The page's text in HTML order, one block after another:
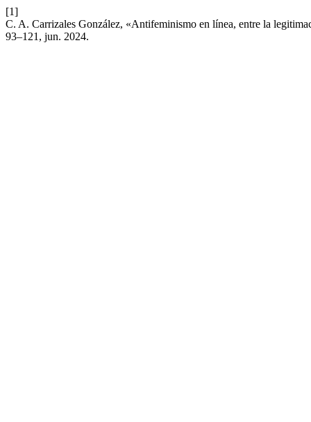
[1]
C. A. Carrizales González, «Antifeminismo en línea, entre la
93–121, jun. 2024.